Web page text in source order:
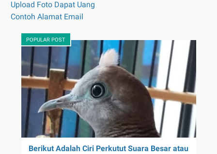
Upload Foto Dapat Uang
Contoh Alamat Email
POPULAR POST
Berikut Adalah Ciri Perkutut Suara Besar atau